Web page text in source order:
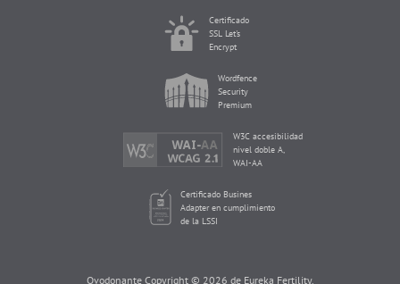
Certificado
SSL Let's
Encrypt
Wordfence
Security
Premium
W3C accesibilidad
nivel doble A,
WAI-AA
Certificado Busines
Adapter en cumplimiento
de la LSSI
Ovodonante Copyright © 2026 de Eureka Fertility.